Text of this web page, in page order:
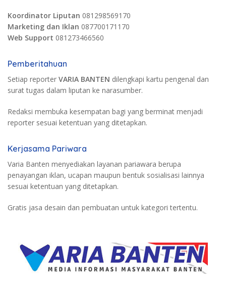
Koordinator Liputan 081298569170
Marketing dan Iklan 087700171170
Web Support 081273466560
Pemberitahuan
Setiap reporter VARIA BANTEN dilengkapi kartu pengenal dan
surat tugas dalam liputan ke narasumber.
Redaksi membuka kesempatan bagi yang berminat menjadi
reporter sesuai ketentuan yang ditetapkan.
Kerjasama Pariwara
Varia Banten menyediakan layanan pariawara berupa
penayangan iklan, ucapan maupun bentuk sosialisasi lainnya
sesuai ketentuan yang ditetapkan.
Gratis jasa desain dan pembuatan untuk kategori tertentu.